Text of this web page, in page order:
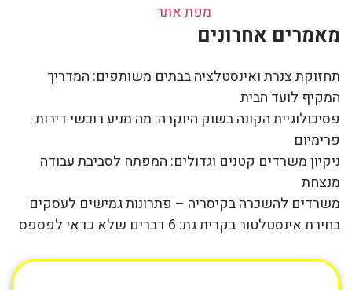
מפת אתר
מאמרים אחרונים
תחזוקת צנרת ואינסטלציה בבתים משותפים: המדריך
המקיף לועד הבית
פסיכולוגיית הקונה בשוק היוקרה: מה מניע רוכשי דירות
פרימיום
ניקיון משרדים קטנים וגדולים: המפתח לסביבת עבודה
מנצחת
משרדים להשכרה בקיסריה – פתרונות גמישים לעסקים
בחירת אינסטלטור בקרית גת: 6 דברים שלא כדאי לפספס